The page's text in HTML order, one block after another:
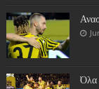
Όλα